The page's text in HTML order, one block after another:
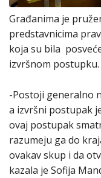
Građanima je
predstavnicima
koja su bila
izvršnom postupku.
-Postoji generalno
a izvršni postupak
ovaj postupak
razumeju ga do
ovakav skup i da
kazala je Sofija